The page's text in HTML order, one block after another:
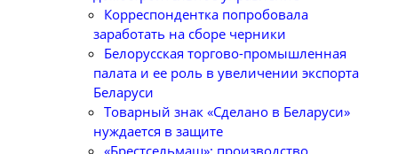
Корреспондентка попробовала
заработать на сборе черники
Белорусская торгово-промышленная
палата и ее роль в увеличении экспорта
Беларуси
Товарный знак «Сделано в Беларуси»
нуждается в защите
«Брестсельмаш»: производство